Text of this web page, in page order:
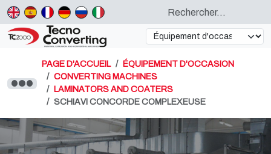
PAGE D'ACCUEIL
ÉQUIPEMENT D'OCCASION
CONVERTING MACHINES
LAMINATORS AND COATERS
SCHIAVI CONCORDE COMPLEXEUSE